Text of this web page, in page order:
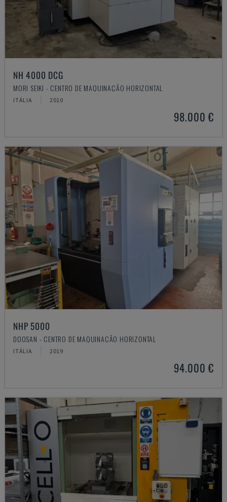
NH 4000 DCG
MORI SEIKI - CENTRO DE MAQUINAÇÃO HORIZONTAL
ITÁLIA 2010
98.000 €
NHP 5000
DOOSAN - CENTRO DE MAQUINAÇÃO HORIZONTAL
ITÁLIA 2019
94.000 €